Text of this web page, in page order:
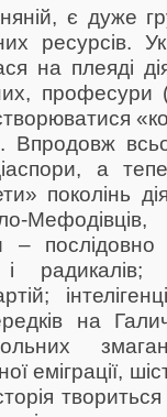
є дуже
ресурсів.
на плеяді
професури
Впродовж
а
поколінь
послідовно
радикалів;
на
еміграції,
твориться